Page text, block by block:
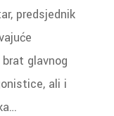
predsjednik
glavnog
ali i